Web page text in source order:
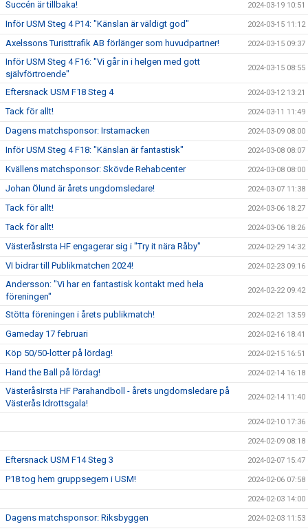
Succén är tillbaka! 2024-03-19 10:51
Inför USM Steg 4 P14: "Känslan är väldigt god" 2024-03-15 11:12
Axelssons Turisttrafik AB förlänger som huvudpartner! 2024-03-15 09:37
Inför USM Steg 4 F16: "Vi går in i helgen med gott
självförtroende"
2024-03-15 08:55
Eftersnack USM F18 Steg 4 2024-03-12 13:21
Tack för allt! 2024-03-11 11:49
Dagens matchsponsor: Irstamacken 2024-03-09 08:00
Inför USM Steg 4 F18: "Känslan är fantastisk" 2024-03-08 08:07
Kvällens matchsponsor: Skövde Rehabcenter 2024-03-08 08:00
Johan Ölund är årets ungdomsledare! 2024-03-07 11:38
Tack för allt! 2024-03-06 18:27
Tack för allt! 2024-03-06 18:26
VästeråsIrsta HF engagerar sig i "Try it nära Råby" 2024-02-29 14:32
VI bidrar till Publikmatchen 2024! 2024-02-23 09:16
Andersson: "Vi har en fantastisk kontakt med hela
föreningen"
2024-02-22 09:42
Stötta föreningen i årets publikmatch! 2024-02-21 13:59
Gameday 17 februari 2024-02-16 18:41
Köp 50/50-lotter på lördag! 2024-02-15 16:51
Hand the Ball på lördag! 2024-02-14 16:18
VästeråsIrsta HF Parahandboll - årets ungdomsledare på
Västerås Idrottsgala!
2024-02-14 11:40
2024-02-10 17:36
2024-02-09 08:18
Eftersnack USM F14 Steg 3 2024-02-07 15:47
P18 tog hem gruppsegern i USM! 2024-02-06 07:58
2024-02-03 14:00
Dagens matchsponsor: Riksbyggen 2024-02-03 11:53